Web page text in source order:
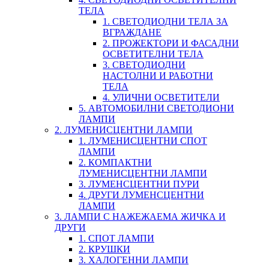
ТЕЛА
1. СВЕТОДИОДНИ ТЕЛА ЗА
ВГРАЖДАНЕ
2. ПРОЖЕКТОРИ И ФАСАДНИ
ОСВЕТИТЕЛНИ ТЕЛА
3. СВЕТОДИОДНИ
НАСТОЛНИ И РАБОТНИ
ТЕЛА
4. УЛИЧНИ ОСВЕТИТЕЛИ
5. АВТОМОБИЛНИ СВЕТОДИОНИ
ЛАМПИ
2. ЛУМЕНИСЦЕНТНИ ЛАМПИ
1. ЛУМЕНИСЦЕНТНИ СПОТ
ЛАМПИ
2. КОМПАКТНИ
ЛУМЕНИСЦЕНТНИ ЛАМПИ
3. ЛУМЕНСЦЕНТНИ ПУРИ
4. ДРУГИ ЛУМЕНСЦЕНТНИ
ЛАМПИ
3. ЛАМПИ С НАЖЕЖАЕМА ЖИЧКА И
ДРУГИ
1. СПОТ ЛАМПИ
2. КРУШКИ
3. ХАЛОГЕННИ ЛАМПИ